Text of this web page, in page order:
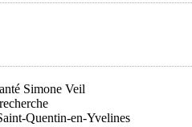
Simone Veil
Quentin-en-Yvelines